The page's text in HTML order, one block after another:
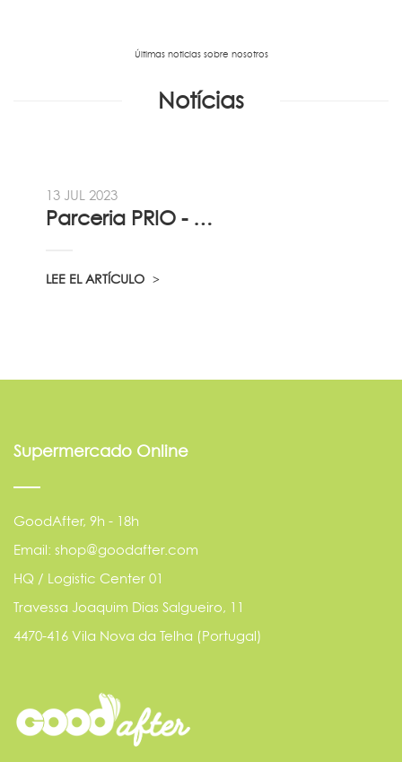
Últimas noticias sobre nosotros
Notícias
13 JUL 2023
Parceria PRIO - Viadireta - Goodafter...
LEE EL ARTÍCULO
Supermercado Online
GoodAfter, 9h - 18h
Email: shop@goodafter.com
HQ / Logistic Center 01
Travessa Joaquim Dias Salgueiro, 11
4470-416 Vila Nova da Telha (Portugal)